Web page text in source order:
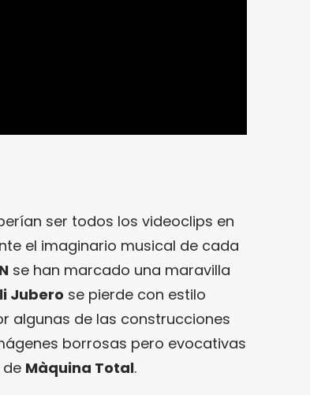
ser todos los videoclips en
el imaginario musical de cada
se han marcado una maravilla
Jubero se pierde con estilo
algunas de las construcciones
borrosas pero evocativas
Màquina Total.